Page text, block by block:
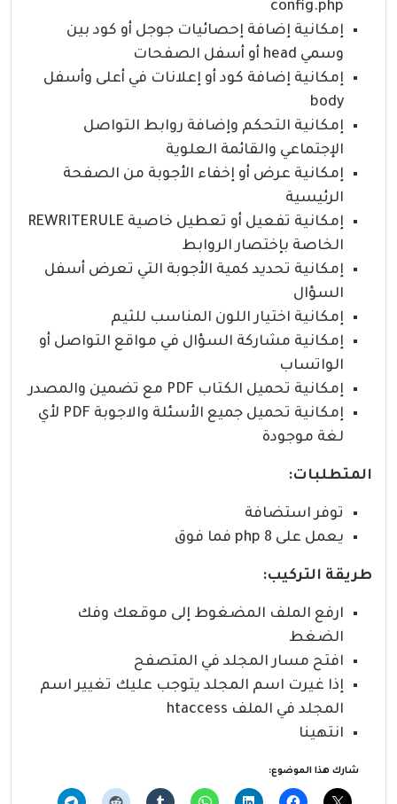
config.php
إمكانية إضافة إحصائيات جوجل أو كود بين
وسمي head أو أسفل الصفحات
إمكانية إضافة كود أو إعلانات في أعلى وأسفل
body
إمكانية التحكم وإضافة روابط التواصل
الإجتماعي والقائمة العلوية
إمكانية عرض أو إخفاء الأجوبة من الصفحة
الرئيسية
إمكانية تفعيل أو تعطيل خاصية REWRITERULE
الخاصة بإختصار الروابط
إمكانية تحديد كمية الأجوبة التي تعرض أسفل
السؤال
إمكانية اختيار اللون المناسب للثيم
إمكانية مشاركة السؤال في مواقع التواصل أو
الواتساب
إمكانية تحميل الكتاب PDF مع تضمين والمصدر
إمكانية تحميل جميع الأسئلة والاجوبة PDF لأي
لغة موجودة
المتطلبات:
توفر استضافة
يعمل على php 8 فما فوق
طريقة التركيب:
ارفع الملف المضغوط إلى موقعك وفك
الضغط
افتح مسار المجلد في المتصفح
إذا غيرت اسم المجلد يتوجب عليك تغيير اسم
المجلد في الملف htaccess
انتهينا
شارك هذا الموضوع: